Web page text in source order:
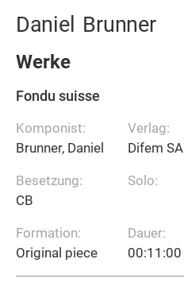
Daniel Brunner
Werke
Fondu suisse
Komponist:
Brunner, Daniel
Besetzung:
CB
Formation:
Original piece
Verlag:
Difem SA
Solo:
Dauer:
00:11:00